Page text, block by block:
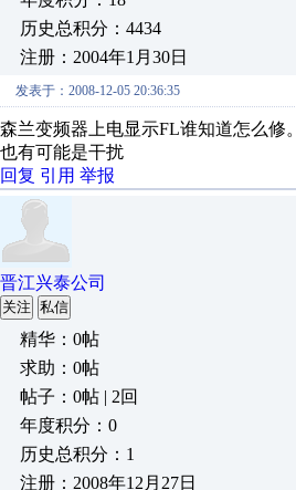
历史总积分：4434
注册：2004年1月30日
发表于：2008-12-05 20:36:35
森兰变频器上电显示FL谁知道怎么修。
也有可能是干扰
回复 引用 举报
晋江兴泰公司
关注 私信
精华：0帖
求助：0帖
帖子：0帖 | 2回
年度积分：0
历史总积分：1
注册：2008年12月27日